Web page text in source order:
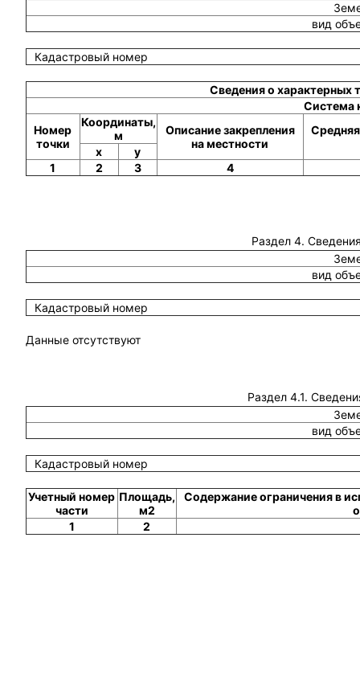
вид
Кадастровый номер
Сведения о характерных
Система
Номер
точки
Координаты,
м
Описание закрепления
на местности
x
y
1
2 3 4
Раздел 4.
вид
Кадастровый номер
Данные отсутствуют
Раздел 4.1.
вид
Кадастровый номер
Учетный номер
части
Площадь,
м2
Содержание ограничения в
1
2